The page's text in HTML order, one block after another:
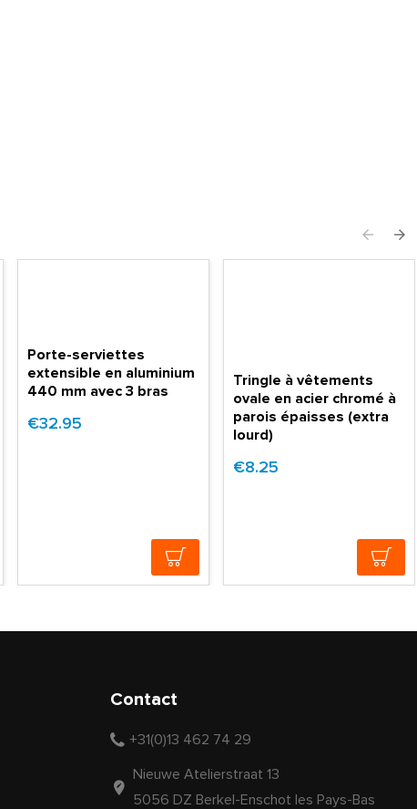
Porte-serviettes
extensible en aluminium
440 mm avec 3 bras
€32.95
Tringle à vêtements
ovale en acier chromé à
parois épaisses (extra
lourd)
€8.25
Contact
+31(0)13 462 74 29
Nieuwe Atelierstraat 13
5056 DZ Berkel-Enschot les Pays-Bas